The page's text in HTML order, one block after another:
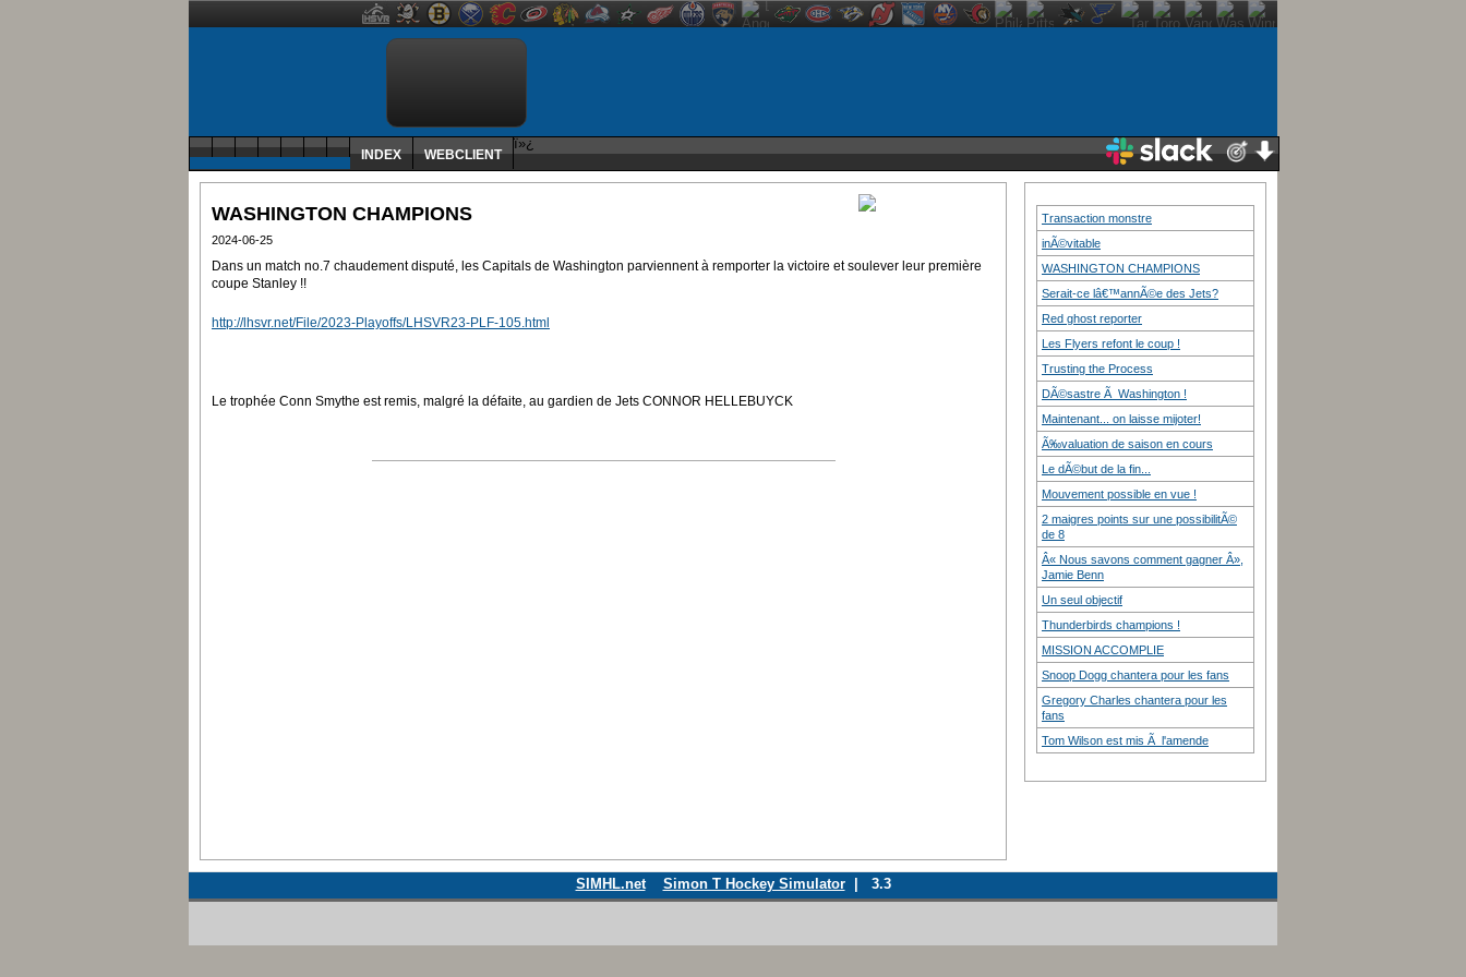
ï»¿
INDEX WEBCLIENT
Transaction monstre
inÃ©vitable
WASHINGTON CHAMPIONS
Serait-ce lâ€™annÃ©e des Jets?
Red ghost reporter
Les Flyers refont le coup !
Trusting the Process
DÃ©sastre Ã Washington !
Maintenant... on laisse mijoter!
Ã‰valuation de saison en cours
Le dÃ©but de la fin...
Mouvement possible en vue !
2 maigres points sur une possibilitÃ©
de 8
Â« Nous savons comment gagner Â»,
Jamie Benn
Un seul objectif
Thunderbirds champions !
MISSION ACCOMPLIE
Snoop Dogg chantera pour les fans
Gregory Charles chantera pour les
fans
Tom Wilson est mis Ã l'amende
WASHINGTON CHAMPIONS
2024-06-25
Dans un match no.7 chaudement disputé, les Capitals de Washington parviennent à remporter la victoire et soulever leur première
coupe Stanley !!
http://lhsvr.net/File/2023-Playoffs/LHSVR23-PLF-105.html
Le trophée Conn Smythe est remis, malgré la défaite, au gardien de Jets CONNOR HELLEBUYCK
SIMHL.net Simon T Hockey Simulator| 3.3